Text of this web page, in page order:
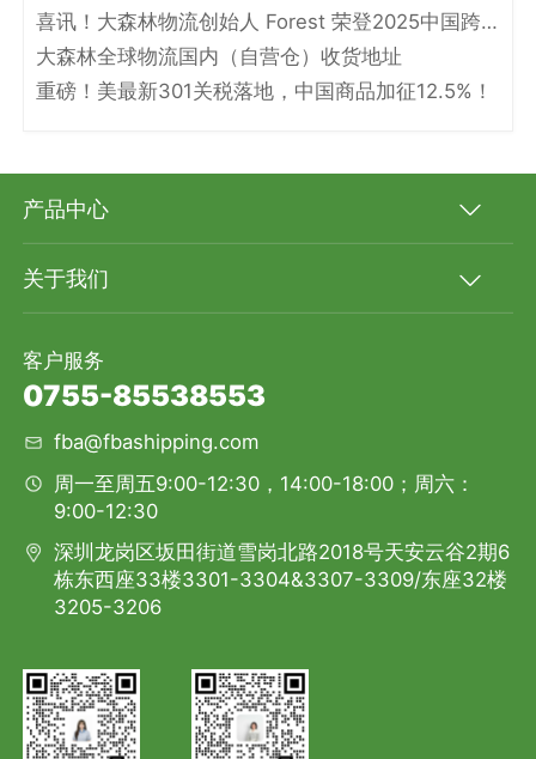
喜讯！大森林物流创始人 Forest 荣登2025中国跨境电商物流名人堂！
大森林全球物流国内（自营仓）收货地址
重磅！美最新301关税落地，中国商品加征12.5%！
产品中心
关于我们
客户服务
0755-85538553
fba@fbashipping.com
周一至周五9:00-12:30，14:00-18:00；周六：
9:00-12:30
深圳龙岗区坂田街道雪岗北路2018号天安云谷2期6
栋东西座33楼3301-3304&3307-3309/东座32楼
3205-3206